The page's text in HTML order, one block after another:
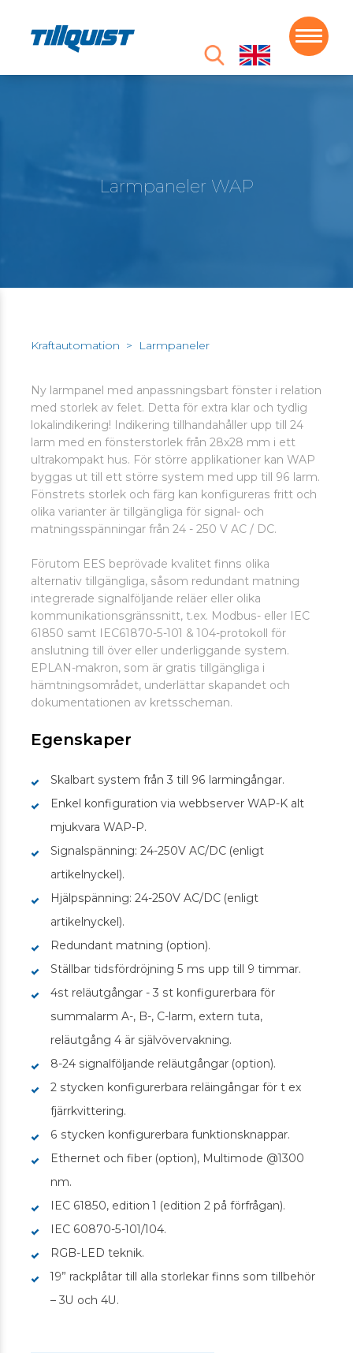
Larmpaneler WAP
Kraftautomation > Larmpaneler
Ny larmpanel med anpassningsbart fönster i relation
med storlek av felet. Detta för extra klar och tydlig
lokalindikering! Indikering tillhandahåller upp till 24
larm med en fönsterstorlek från 28x28 mm i ett
ultrakompakt hus. För större applikationer kan WAP
byggas ut till ett större system med upp till 96 larm.
Fönstrets storlek och färg kan konfigureras fritt och
olika varianter är tillgängliga för signal- och
matningsspänningar från 24 - 250 V AC / DC.
Förutom EES beprövade kvalitet finns olika
alternativ tillgängliga, såsom redundant matning
integrerade signalföljande reläer eller olika
kommunikationsgränssnitt, t.ex. Modbus- eller IEC
61850 samt IEC61870-5-101 & 104-protokoll för
anslutning till över eller underliggande system.
EPLAN-makron, som är gratis tillgängliga i
hämtningsområdet, underlättar skapandet och
dokumentationen av kretsscheman.
Egenskaper
Skalbart system från 3 till 96 larmingångar.
Enkel konfiguration via webbserver WAP-K alt
mjukvara WAP-P.
Signalspänning: 24-250V AC/DC (enligt
artikelnyckel).
Hjälpspänning: 24-250V AC/DC (enligt
artikelnyckel).
Redundant matning (option).
Ställbar tidsfördröjning 5 ms upp till 9 timmar.
4st reläutgångar - 3 st konfigurerbara för
summalarm A-, B-, C-larm, extern tuta,
reläutgång 4 är självövervakning.
8-24 signalföljande reläutgångar (option).
2 stycken konfigurerbara reläingångar för t ex
fjärrkvittering.
6 stycken konfigurerbara funktionsknappar.
Ethernet och fiber (option), Multimode @1300
nm.
IEC 61850, edition 1 (edition 2 på förfrågan).
IEC 60870-5-101/104.
RGB-LED teknik.
19” rackplåtar till alla storlekar finns som tillbehör
– 3U och 4U.